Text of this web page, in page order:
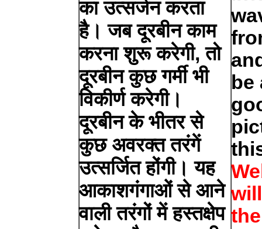
का उत्सर्जन करता
है। जब दूरबीन काम
करना शुरू करेगी, तो
दूरबीन कुछ गर्मी भी
विकीर्ण करेगी।
दूरबीन के भीतर से
कुछ अवरक्त तरंगें
उत्सर्जित होंगी। यह
आकाशगंगाओं से आने
वाली तरंगों में हस्तक्षेप